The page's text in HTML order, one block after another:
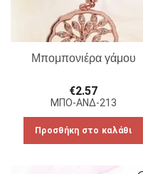
Μπομπονιέρα γάμου
€2.57
ΜΠΟ-ΑΝΔ-213
Προσθήκη στο καλάθι